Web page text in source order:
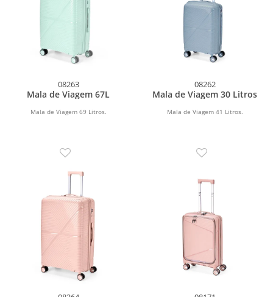
08263
Mala de Viagem 67L
Mala de Viagem 69 Litros.
08262
Mala de Viagem 30 Litros
Mala de Viagem 41 Litros.